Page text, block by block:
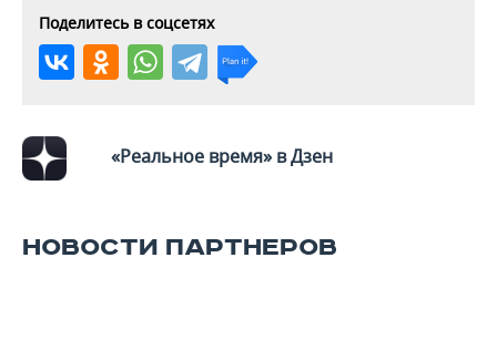
Поделитесь в соцсетях
«Реальное время» в Дзен
НОВОСТИ ПАРТНЕРОВ